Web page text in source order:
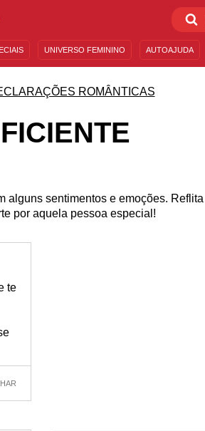
UNIVERSO FEMININO AUTOAJUDA
ROMÂNTICAS
alguns sentimentos e emoções. Reflita
por aquela pessoa especial!
te